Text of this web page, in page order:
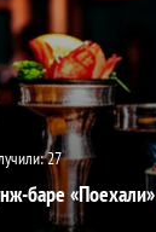
27
баре